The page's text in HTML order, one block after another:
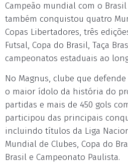
Campeão mundial com o Brasil
também conquistou quatro
Copas Libertadores, três
Futsal, Copa do Brasil, Taça
campeonatos estaduais ao
No Magnus, clube que
o maior ídolo da história do
partidas e mais de 450 gols
participou das principais
incluindo títulos da Liga
Mundial de Clubes, Copa do
Brasil e Campeonato Paulista.